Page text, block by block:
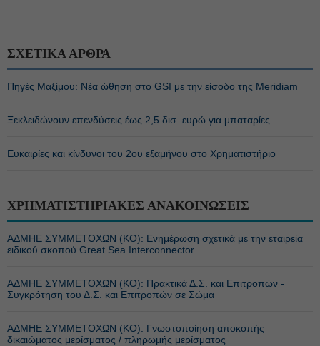
ΣΧΕΤΙΚΑ ΑΡΘΡΑ
Πηγές Μαξίμου: Νέα ώθηση στο GSI με την είσοδο της Meridiam
Ξεκλειδώνουν επενδύσεις έως 2,5 δισ. ευρώ για μπαταρίες
Ευκαιρίες και κίνδυνοι του 2ου εξαμήνου στο Χρηματιστήριο
ΧΡΗΜΑΤΙΣΤΗΡΙΑΚΕΣ ΑΝΑΚΟΙΝΩΣΕΙΣ
ΑΔΜΗΕ ΣΥΜΜΕΤΟΧΩΝ (KO): Ενημέρωση σχετικά με την εταιρεία
ειδικού σκοπού Great Sea Interconnector
ΑΔΜΗΕ ΣΥΜΜΕΤΟΧΩΝ (KO): Πρακτικά Δ.Σ. και Επιτροπών -
Συγκρότηση του Δ.Σ. και Επιτροπών σε Σώμα
ΑΔΜΗΕ ΣΥΜΜΕΤΟΧΩΝ (KO): Γνωστοποίηση αποκοπής
δικαιώματος μερίσματος / πληρωμής μερίσματος